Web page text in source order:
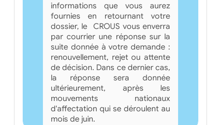
informations que vous aurez
fournies en retournant votre
dossier, le CROUS vous enverra
par courrier une réponse sur la
suite donnée à votre demande :
renouvellement, rejet ou attente
de décision. Dans ce dernier cas,
la réponse sera donnée
ultérieurement, après les
mouvements nationaux
d'affectation qui se déroulent au
mois de juin.